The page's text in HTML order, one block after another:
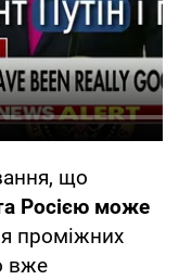
що
Росією може
проміжних
вже